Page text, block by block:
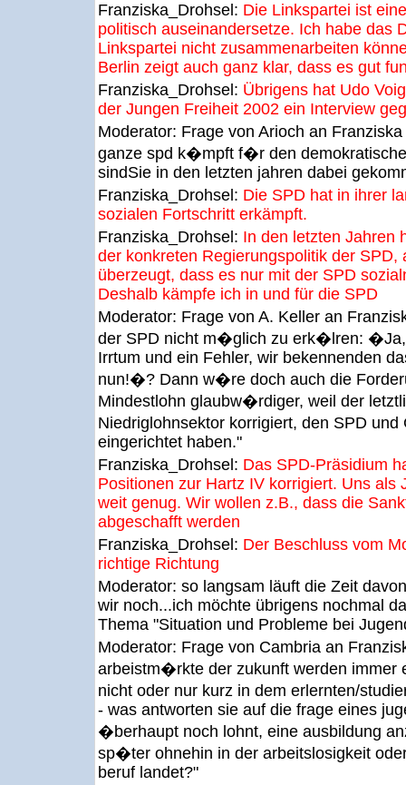
Franziska_Drohsel: Die Linkspartei ist
politisch auseinandersetze. Ich habe das
Linkspartei nicht zusammenarbeiten
Berlin zeigt auch ganz klar, dass es gut
Franziska_Drohsel: Übrigens hat Udo
der Jungen Freiheit 2002 ein Interview
Moderator: Frage von Arioch an
ganze spd k�mpft f�r den
sindSie in den letzten jahren dabei
Franziska_Drohsel: Die SPD hat in ihrer
sozialen Fortschritt erkämpft.
Franziska_Drohsel: In den letzten Jahren
der konkreten Regierungspolitik der SPD,
überzeugt, dass es nur mit der SPD
Deshalb kämpfe ich in und für die SPD
Moderator: Frage von A. Keller an
der SPD nicht m�glich zu erk�lren: �Ja,
Irrtum und ein Fehler, wir bekennenden
nun!�? Dann w�re doch auch die
Mindestlohn glaubw�rdiger, weil der
Niedriglohnsektor korrigiert, den SPD
eingerichtet haben."
Franziska_Drohsel: Das SPD-Präsidium
Positionen zur Hartz IV korrigiert. Uns als
weit genug. Wir wollen z.B., dass die
abgeschafft werden
Franziska_Drohsel: Der Beschluss vom
richtige Richtung
Moderator: so langsam läuft die Zeit
wir noch...ich möchte übrigens nochmal
Thema "Situation und Probleme bei
Moderator: Frage von Cambria an
arbeistm�rkte der zukunft werden immer
nicht oder nur kurz in dem erlernten/
- was antworten sie auf die frage eines
�berhaupt noch lohnt, eine ausbildung
sp�ter ohnehin in der arbeitslosigkeit
beruf landet?"